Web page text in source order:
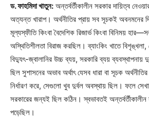
ড. ফাহমিদা খাতুন: অন্তর্বর্তীকালীন সরকার দায়িত্ব
অত্যন্ত খারাপ। অর্থনীতির প্রায় সব সূচকই অবনমনের
মূল্যস্ফীতি কিংবা বৈদেশিক রিজার্ভ কিংবা বিনিময়
অস্থিতিশীলতা বিরাজ করছিল। ব্যাংকিং খাতে বিশৃঙ্খলা,
বিদ্যুৎ-জ্বালানির উচ্চ ব্যয়, সরকারি ব্যয় ব্যবস্থাপনায়
ছিল সুশাসনের অভাব অর্থাৎ যেসব ধারা বা সূচক অর্থনীতির
নির্ধারণ করে, সেগুলো খুব দুর্বল অবস্থায় ছিল। ফলে
সরকারের জন্যই ছিল কঠিন। স্বভাবতই অন্তর্বর্তীকালীন
পড়েছিল।